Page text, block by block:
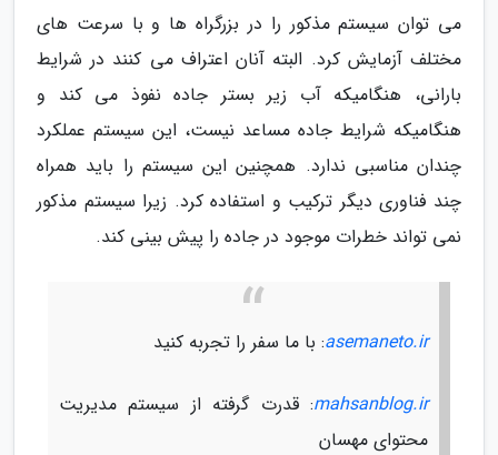
می توان سیستم مذکور را در بزرگراه ها و با سرعت های
مختلف آزمایش کرد. البته آنان اعتراف می کنند در شرایط
بارانی، هنگامیکه آب زیر بستر جاده نفوذ می کند و
هنگامیکه شرایط جاده مساعد نیست، این سیستم عملکرد
چندان مناسبی ندارد. همچنین این سیستم را باید همراه
چند فناوری دیگر ترکیب و استفاده کرد. زیرا سیستم مذکور
نمی تواند خطرات موجود در جاده را پیش بینی کند.
asemaneto.ir: با ما سفر را تجربه کنید
mahsanblog.ir: قدرت گرفته از سیستم مدیریت
محتوای مهسان